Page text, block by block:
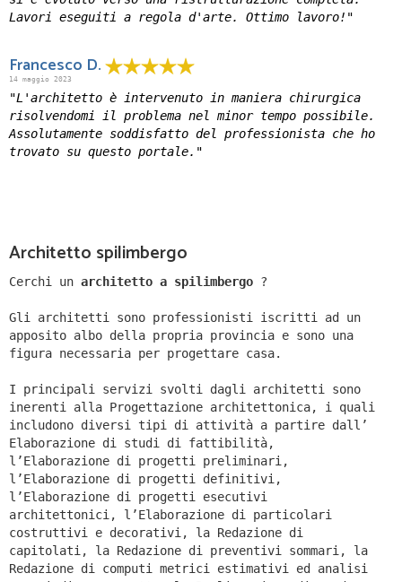
Lavori eseguiti a regola d'arte. Ottimo lavoro!"
Francesco D.
14 maggio 2023
"L'architetto è intervenuto in maniera chirurgica
risolvendomi il problema nel minor tempo possibile.
Assolutamente soddisfatto del professionista che ho
trovato su questo portale."
Architetto spilimbergo
Cerchi un architetto a spilimbergo ?
Gli architetti sono professionisti iscritti ad un
apposito albo della propria provincia e sono una
figura necessaria per progettare casa.
I principali servizi svolti dagli architetti sono
inerenti alla Progettazione architettonica, i quali
includono diversi tipi di attività a partire dall’
Elaborazione di studi di fattibilità,
l’Elaborazione di progetti preliminari,
l’Elaborazione di progetti definitivi,
l’Elaborazione di progetti esecutivi
architettonici, l’Elaborazione di particolari
costruttivi e decorativi, la Redazione di
capitolati, la Redazione di preventivi sommari, la
Redazione di computi metrici estimativi ed analisi